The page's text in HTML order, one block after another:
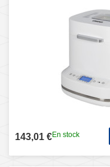
143,01 €En stock